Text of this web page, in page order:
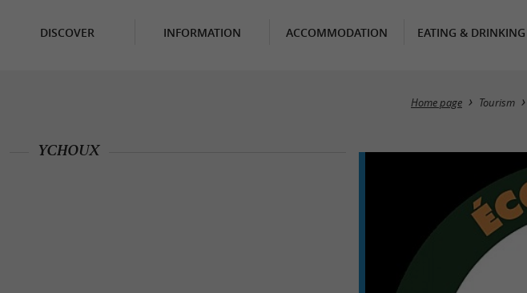
DISCOVER INFORMATION ACCOMMODATION EATING & DRINKING
Home page Tourism
YCHOUX